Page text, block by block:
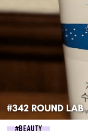
BEAUTY